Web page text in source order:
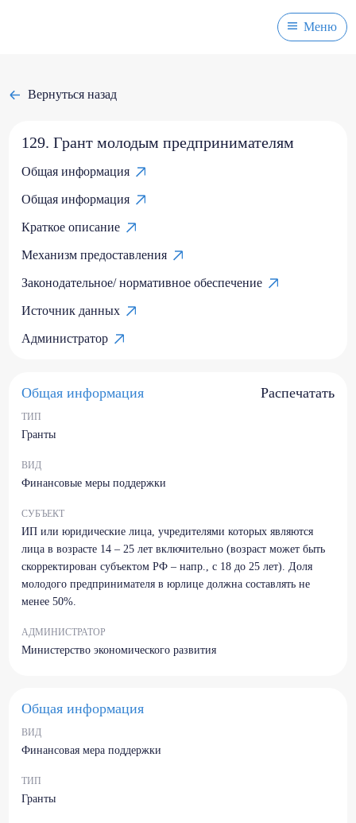
Меню
Вернуться назад
129. Грант молодым предпринимателям
Общая информация
Общая информация
Краткое описание
Механизм предоставления
Законодательное/ нормативное обеспечение
Источник данных
Администратор
Общая информация Распечатать
ТИП
Гранты
ВИД
Финансовые меры поддержки
СУБЪЕКТ
ИП или юридические лица, учредителями которых являются
лица в возрасте 14 – 25 лет включительно (возраст может быть
скорректирован субъектом РФ – напр., с 18 до 25 лет). Доля
молодого предпринимателя в юрлице должна составлять не
менее 50%.
АДМИНИСТРАТОР
Министерство экономического развития
Общая информация
ВИД
Финансовая мера поддержки
ТИП
Гранты